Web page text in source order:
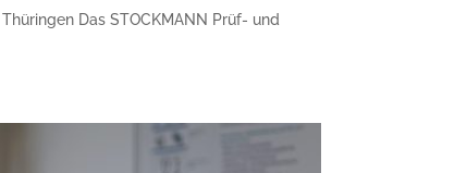
Das STOCKMANN Prüf- und